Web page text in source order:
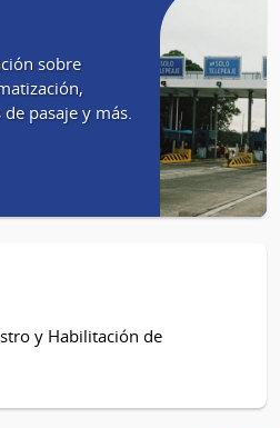
sobre
pasaje y más.
y Habilitación de